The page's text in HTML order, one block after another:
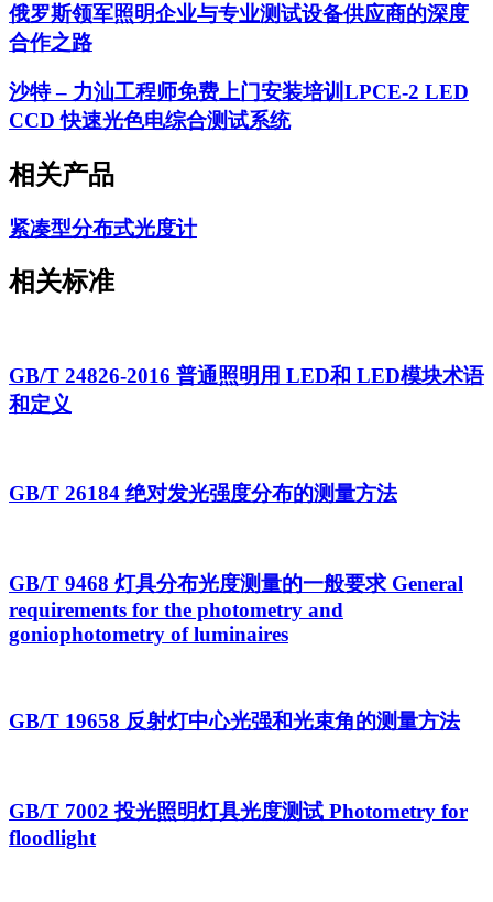
俄罗斯领军照明企业与专业测试设备供应商的深度
合作之路
沙特 – 力汕工程师免费上门安装培训LPCE-2 LED
CCD 快速光色电综合测试系统
相关产品
紧凑型分布式光度计
相关标准
GB/T 24826-2016 普通照明用 LED和 LED模块术语
和定义
GB/T 26184 绝对发光强度分布的测量方法
GB/T 9468 灯具分布光度测量的一般要求 General
requirements for the photometry and
goniophotometry of luminaires
GB/T 19658 反射灯中心光强和光束角的测量方法
GB/T 7002 投光照明灯具光度测试 Photometry for
floodlight